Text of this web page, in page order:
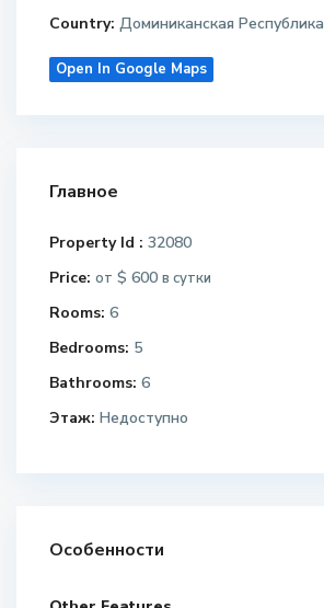
Country: Доминиканская Республика
Open In Google Maps
Главное
Property Id : 32080
Price: от $ 600 в сутки
Rooms: 6
Bedrooms: 5
Bathrooms: 6
Этаж: Недоступно
Особенности